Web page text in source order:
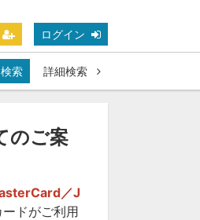
ログイン
検索
詳細検索
のご案
／J
ードがご利用